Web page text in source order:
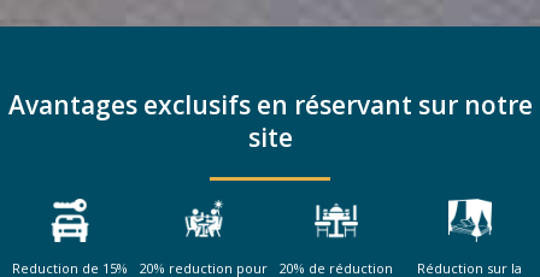
Avantages exclusifs en réservant sur notre
site
Reduction de 15%
20% reduction pour
20% de réduction
Réduction sur la